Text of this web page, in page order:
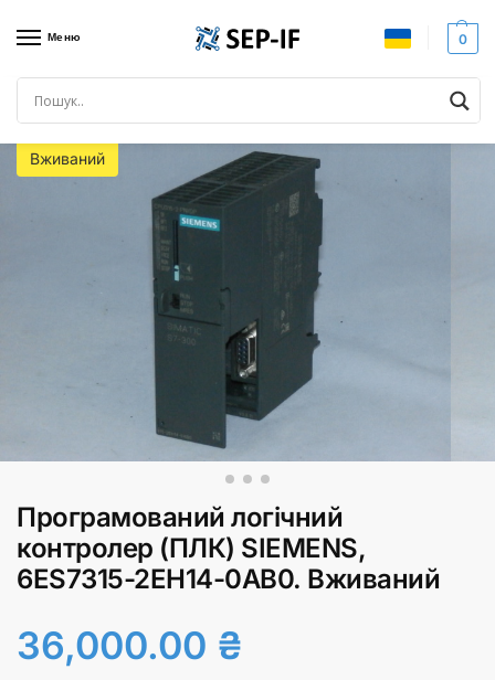
Меню 0
Головна Програмований логічний контролер (ПЛК) SIEMENS, 6ES7315-2EH14-0AB0. Вживаний
Вживаний
Програмований логічний
контролер (ПЛК) SIEMENS,
6ES7315-2EH14-0AB0. Вживаний
36,000.00 ₴